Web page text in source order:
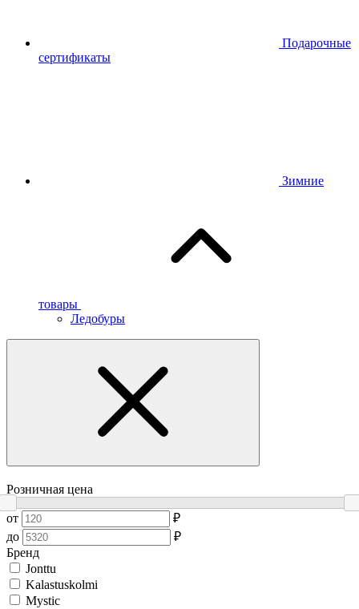
Подарочные
сертификаты
Зимние
товары
Ледобуры
Розничная цена
от
₽
до
₽
Бренд
Jonttu
Kalastuskolmi
Mystic